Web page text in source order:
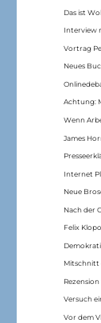
Das ist
Interview
Vortrag
Neues
Achtung:
Wenn
James
Internet
Neue
Nach der
Felix
Mitschnitt
Versuch
Vor dem